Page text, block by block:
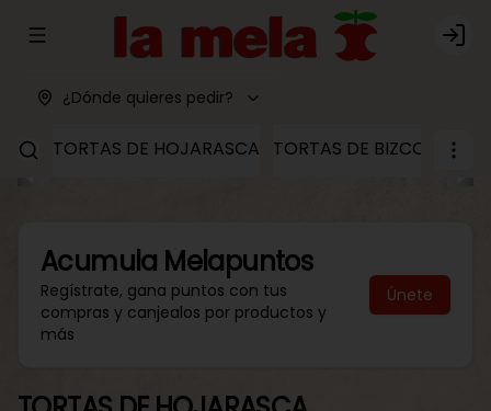
Abrir menu de navegación Login
¿Dónde quieres pedir?
TORTAS DE HOJARASCA TORTAS DE BIZCOCHO
Acumula Melapuntos
Regístrate, gana puntos con tus
compras y canjealos por productos y
más
Únete